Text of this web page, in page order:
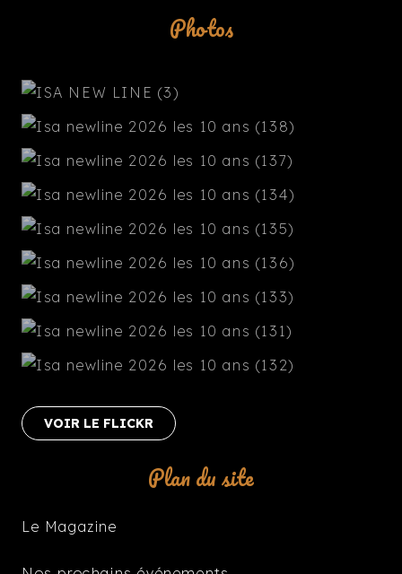
Photos
VOIR LE FLICKR
Plan du site
Le Magazine